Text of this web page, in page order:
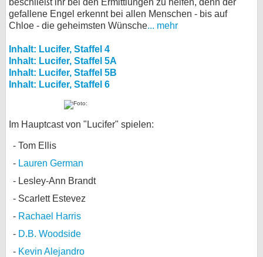
gefallene Engel erkennt bei allen Menschen - bis auf
Chloe - die geheimsten Wünsche... mehr
Inhalt: Lucifer, Staffel 4
Inhalt: Lucifer, Staffel 5A
Inhalt: Lucifer, Staffel 5B
Inhalt: Lucifer, Staffel 6
Im Hauptcast von "Lucifer" spielen:
Tom Ellis
Lauren German
Lesley-Ann Brandt
Scarlett Estevez
Rachael Harris
D.B. Woodside
Kevin Alejandro